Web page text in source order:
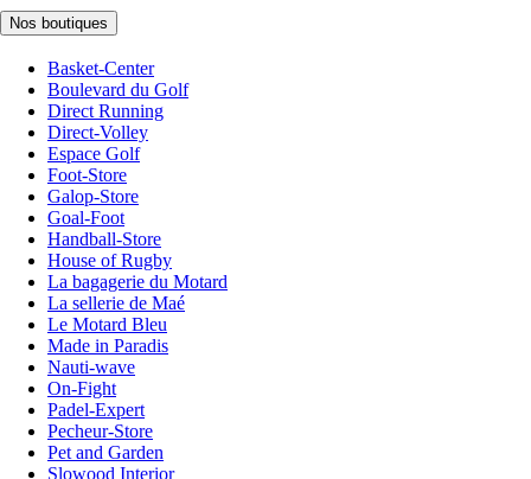
Nos boutiques
Basket-Center
Boulevard du Golf
Direct Running
Direct-Volley
Espace Golf
Foot-Store
Galop-Store
Goal-Foot
Handball-Store
House of Rugby
La bagagerie du Motard
La sellerie de Maé
Le Motard Bleu
Made in Paradis
Nauti-wave
On-Fight
Padel-Expert
Pecheur-Store
Pet and Garden
Slowood Interior